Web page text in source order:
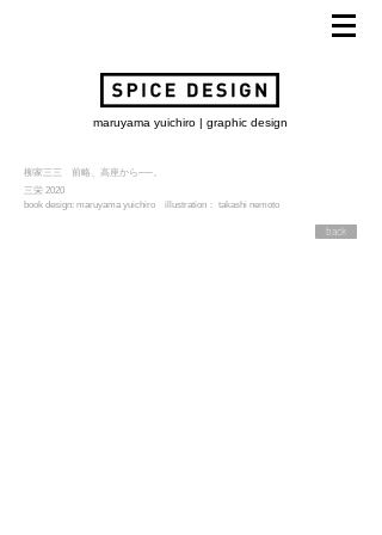
maruyama yuichiro | graphic design
柳家三三 前略、高座から──。
三栄 2020
book design: maruyama yuichiro illustration： takashi nemoto
back